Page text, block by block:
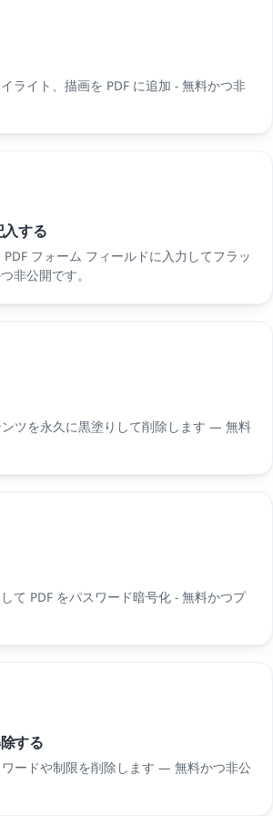
ライト、描画を PDF に追加 - 無料かつ非
する
フォーム フィールドに入力してフラッ
非公開です。
ンツを永久に黒塗りして削除します — 無料
て PDF をパスワード暗号化 - 無料かつプ
する
ワードや制限を削除します — 無料かつ非公